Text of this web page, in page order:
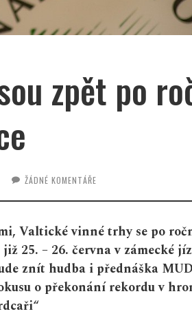
zpět po
ŽÁDNÉ KOMENTÁŘE
Valtické vinné trhy se po
25. – 26. června v zámecké
znít hudba i přednáška
o překonání rekordu v